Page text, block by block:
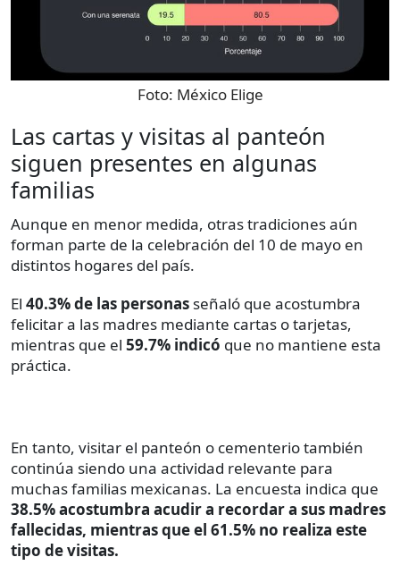
Foto: México Elige
Las cartas y visitas al panteón
siguen presentes en algunas
familias
Aunque en menor medida, otras tradiciones aún
forman parte de la celebración del 10 de mayo en
distintos hogares del país.
El 40.3% de las personas señaló que acostumbra
felicitar a las madres mediante cartas o tarjetas,
mientras que el 59.7% indicó que no mantiene esta
práctica.
En tanto, visitar el panteón o cementerio también
continúa siendo una actividad relevante para
muchas familias mexicanas. La encuesta indica que
38.5% acostumbra acudir a recordar a sus madres
fallecidas, mientras que el 61.5% no realiza este
tipo de visitas.